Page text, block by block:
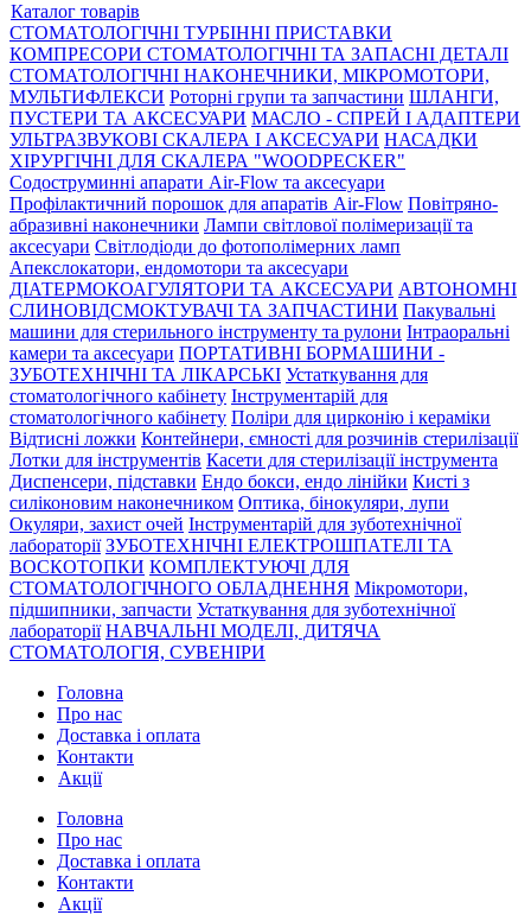
Каталог товарів
СТОМАТОЛОГІЧНІ ТУРБІННІ ПРИСТАВКИ
КОМПРЕСОРИ СТОМАТОЛОГІЧНІ ТА ЗАПАСНІ ДЕТАЛІ
СТОМАТОЛОГІЧНІ НАКОНЕЧНИКИ, МІКРОМОТОРИ,
МУЛЬТИФЛЕКСИ Роторні групи та запчастини ШЛАНГИ,
ПУСТЕРИ ТА АКСЕСУАРИ МАСЛО - СПРЕЙ І АДАПТЕРИ
УЛЬТРАЗВУКОВІ СКАЛЕРА І АКСЕСУАРИ НАСАДКИ
ХІРУРГІЧНІ ДЛЯ СКАЛЕРА "WOODPECKER"
Содоструминні апарати Air-Flow та аксесуари
Профілактичний порошок для апаратів Air-Flow Повітряно-
абразивні наконечники Лампи світлової полімеризації та
аксесуари Світлодіоди до фотополімерних ламп
Апекслокатори, ендомотори та аксесуари
ДІАТЕРМОКОАГУЛЯТОРИ ТА АКСЕСУАРИ АВТОНОМНІ
СЛИНОВІДСМОКТУВАЧІ ТА ЗАПЧАСТИНИ Пакувальні
машини для стерильного інструменту та рулони Інтраоральні
камери та аксесуари ПОРТАТИВНІ БОРМАШИНИ -
ЗУБОТЕХНІЧНІ ТА ЛІКАРСЬКІ Устаткування для
стоматологічного кабінету Інструментарій для
стоматологічного кабінету Поліри для цирконію і кераміки
Відтисні ложки Контейнери, ємності для розчинів стерилізації
Лотки для інструментів Касети для стерилізації інструмента
Диспенсери, підставки Ендо бокси, ендо лінійки Кисті з
силіконовим наконечником Оптика, бінокуляри, лупи
Окуляри, захист очей Інструментарій для зуботехнічної
лабораторії ЗУБОТЕХНІЧНІ ЕЛЕКТРОШПАТЕЛІ ТА
ВОСКОТОПКИ КОМПЛЕКТУЮЧІ ДЛЯ
СТОМАТОЛОГІЧНОГО ОБЛАДНЕННЯ Мікромотори,
підшипники, запчасти Устаткування для зуботехнічної
лабораторії НАВЧАЛЬНІ МОДЕЛІ, ДИТЯЧА
СТОМАТОЛОГІЯ, СУВЕНІРИ
Головна
Про нас
Доставка і оплата
Контакти
Акції
Головна
Про нас
Доставка і оплата
Контакти
Акції